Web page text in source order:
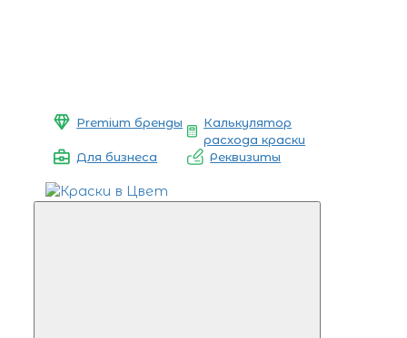
Premium бренды
Калькулятор
расхода краски
Для бизнеса
Реквизиты